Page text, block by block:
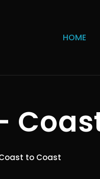
HOME
Coast to Coast